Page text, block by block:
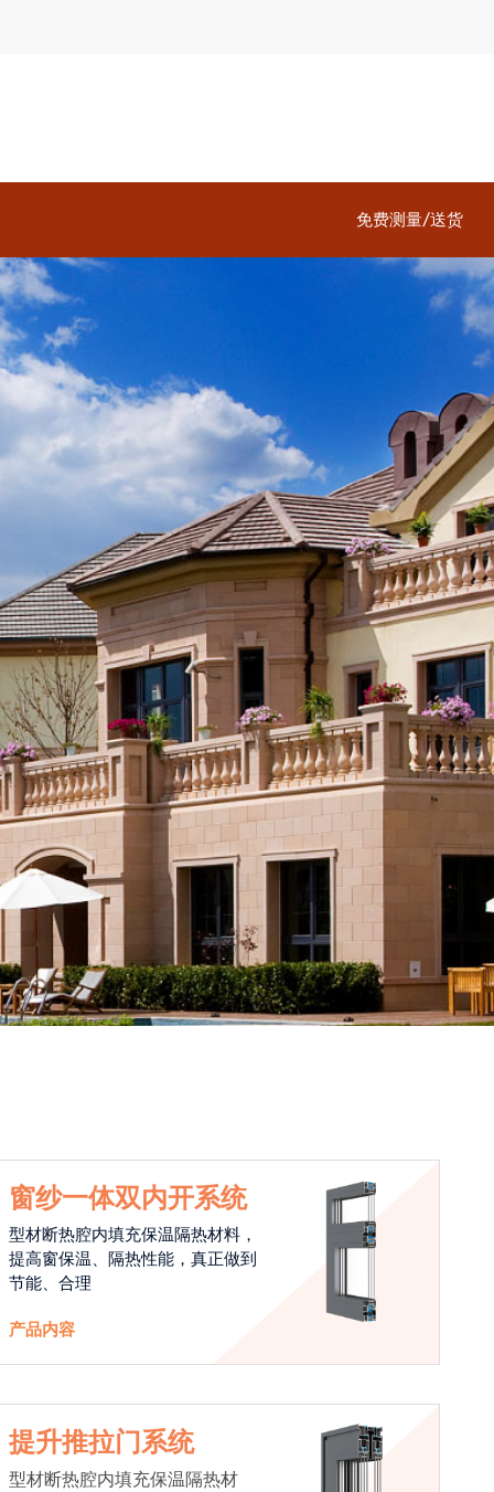
免费测量/送货
窗纱一体双内开系统
型材断热腔内填充保温隔热材料，
提高窗保温、隔热性能，真正做到
节能、合理
产品内容
提升推拉门系统
型材断热腔内填充保温隔热材